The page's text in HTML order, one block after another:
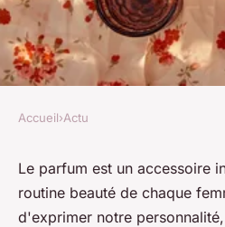
Sélection de
pour femmes
Accueil›Actu
Le parfum est un accessoire
routine beauté de chaque
d'exprimer notre